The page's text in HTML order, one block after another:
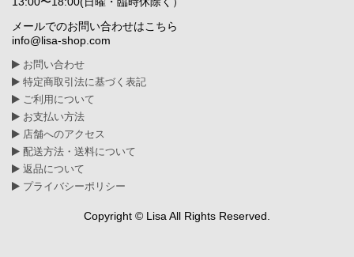
メールでのお問い合わせはこちら
info@lisa-shop.com
お問い合わせ
特定商取引法に基づく表記
ご利用について
お支払い方法
店舗へのアクセス
配送方法・送料について
返品について
プライバシーポリシー
Copyright © Lisa All Rights Reserved.